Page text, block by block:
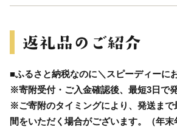
■ふるさと納税なのに＼スピーディーに
※寄附受付・ご入金確認後、最短3日で
※ご寄附のタイミングにより、発送まで
間をいただく場合がございます。（年